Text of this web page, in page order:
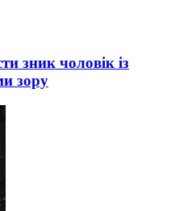
зник чоловік із
зору